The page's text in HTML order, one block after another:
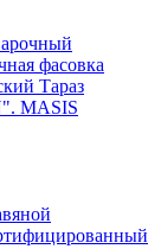
фасовка
Тараз
MASIS